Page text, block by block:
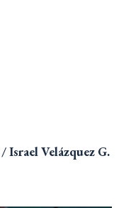
Israel Velázquez G.